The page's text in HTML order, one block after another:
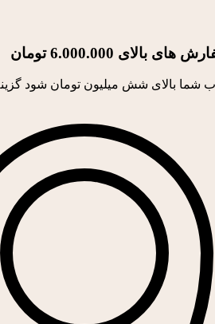
6.000.000 تومان
بالای شش میلیون تومان شود